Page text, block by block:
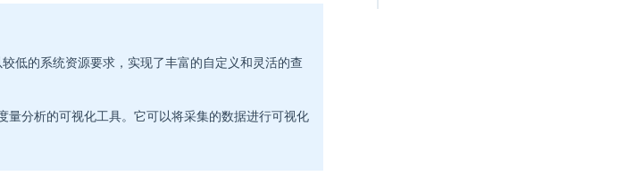
低的系统资源要求，实现了丰富的自定义和灵活的查
量分析的可视化工具。它可以将采集的数据进行可视化